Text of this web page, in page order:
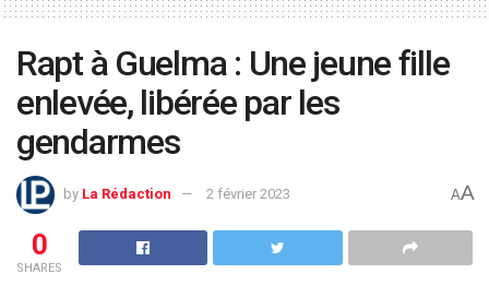
Rapt à Guelma : Une jeune fille
enlevée, libérée par les
gendarmes
by La Rédaction 2 février 2023 AA
0
SHARES